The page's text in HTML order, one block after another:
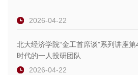
2026-04-22
北大经济学院“金工首席谈”系列讲座
时代的一人投研团队
2026-04-22